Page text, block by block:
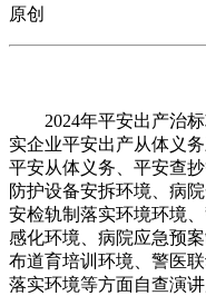
原创
2024年平安出产治标
实企业平安出产从体义
平安从体义务、平安查
防护设备安拆环境、病
安检轨制落实环境环境
感化环境、病院应急预
布道育培训环境、警医
落实环境等方面自查演